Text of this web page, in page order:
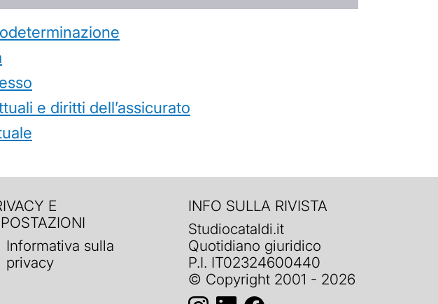
e diritti dell’assicurato
E
Informativa sulla
privacy
INFO SULLA RIVISTA
Studiocataldi.it
Quotidiano giuridico
P.I. IT02324600440
© Copyright 2001 - 2026